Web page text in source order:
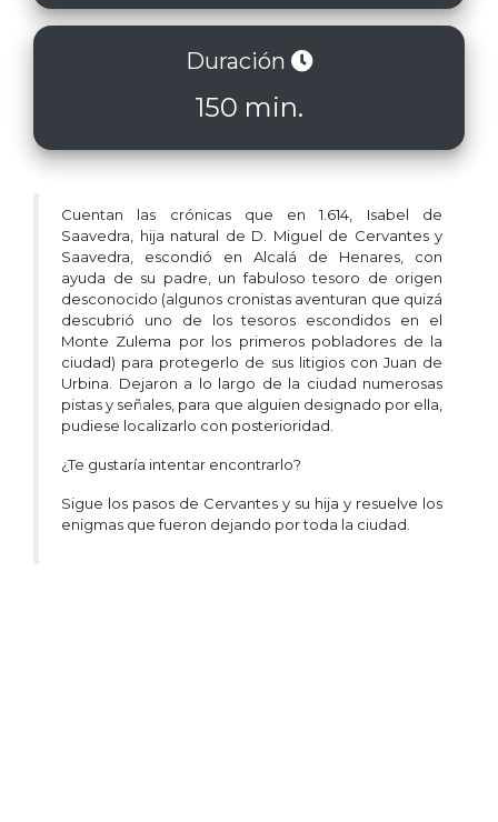
Duración
150 min.
Cuentan las crónicas que en 1.614, Isabel de
Saavedra, hija natural de D. Miguel de Cervantes y
Saavedra, escondió en Alcalá de Henares, con
ayuda de su padre, un fabuloso tesoro de origen
desconocido (algunos cronistas aventuran que quizá
descubrió uno de los tesoros escondidos en el
Monte Zulema por los primeros pobladores de la
ciudad) para protegerlo de sus litigios con Juan de
Urbina. Dejaron a lo largo de la ciudad numerosas
pistas y señales, para que alguien designado por ella,
pudiese localizarlo con posterioridad.
¿Te gustaría intentar encontrarlo?
Sigue los pasos de Cervantes y su hija y resuelve los
enigmas que fueron dejando por toda la ciudad.